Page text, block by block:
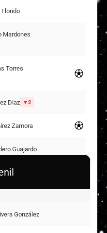
Mardones
Torres
Díaz 2
Zamora
Guajardo
Polanco
González